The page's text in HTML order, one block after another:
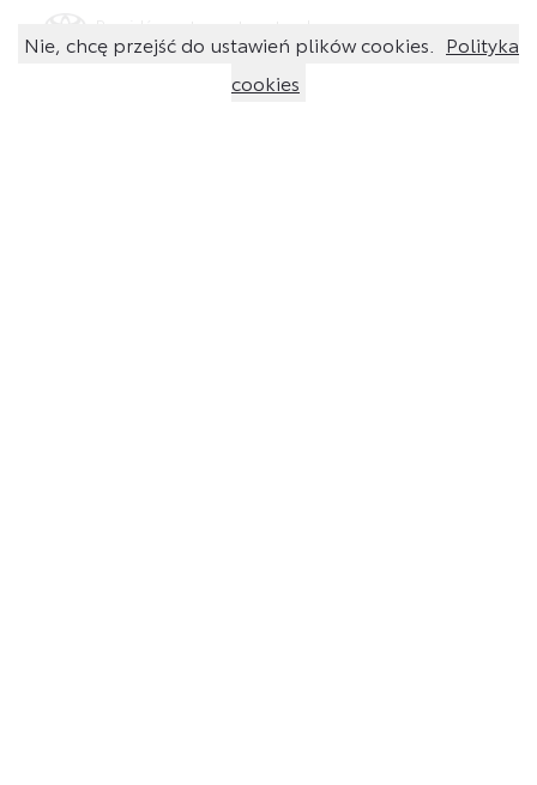
Nie, chcę przejść do ustawień plików cookies.
Polityka
cookies